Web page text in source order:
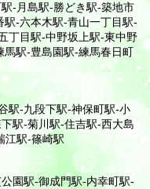
-月島駅-勝どき駅-築地市
-六本木駅-青山一丁目駅-
丁目駅-中野坂上駅-東中野
駅-豊島園駅-練馬春日町
駅-九段下駅-神保町駅-小
駅-菊川駅-住吉駅-西大島
江駅-篠崎駅
園駅-御成門駅-内幸町駅-